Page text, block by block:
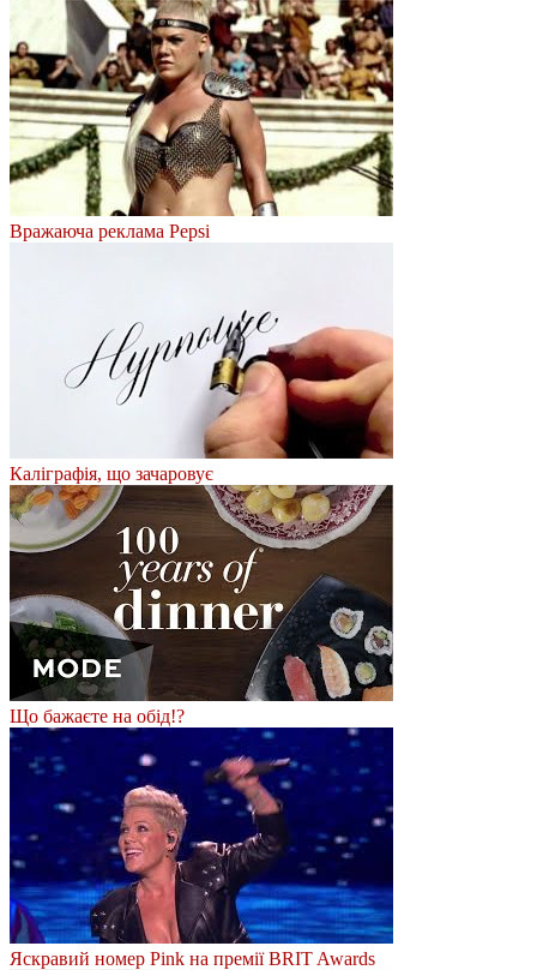
Вражаюча реклама Pepsi
Каліграфія, що зачаровує
Що бажаєте на обід!?
Яскравий номер Pink на премії BRIT Awards